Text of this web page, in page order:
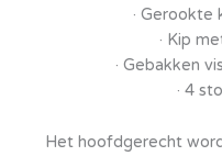
· Gerookte
· Kip
· Gebakken
· 4
Het hoofdgerecht